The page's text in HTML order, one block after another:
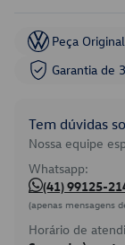
Peça
Garantia de
Tem dúvidas
Nossa equipe
Whatsapp:
(41) 99125-
(apenas mensagens
Horário de